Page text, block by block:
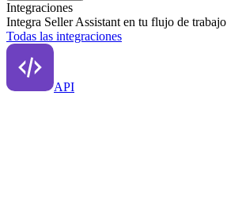
Integraciones
Integra Seller Assistant en tu flujo de trabajo
Todas las integraciones
API